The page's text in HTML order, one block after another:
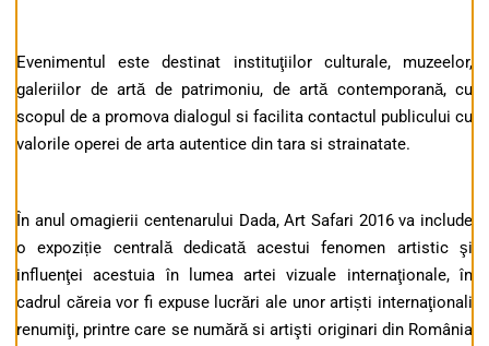
Evenimentul este destinat instituţiilor culturale, muzeelor,
galeriilor de artă de patrimoniu, de artă contemporană, cu
scopul de a promova dialogul si facilita contactul publicului cu
valorile operei de arta autentice din tara si strainatate.
În anul omagierii centenarului Dada, Art Safari 2016 va include
o expoziție centrală dedicată acestui fenomen artistic şi
influenţei acestuia în lumea artei vizuale internaţionale, în
cadrul căreia vor fi expuse lucrări ale unor artiști internaţionali
renumiţi, printre care se numără si artişti originari din România